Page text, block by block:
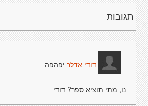
תגובות
דודי אדלר יפהפה
נו, מתי תוציא ספר? דודי